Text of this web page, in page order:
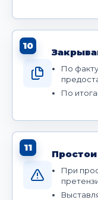
10
По
По
11
При